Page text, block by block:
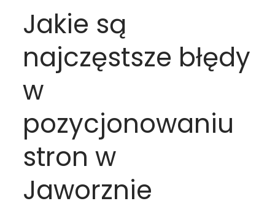
Jakie są
najczęstsze błędy
w
pozycjonowaniu
stron w
Jaworznie